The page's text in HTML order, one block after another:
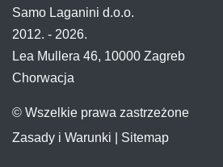
Samo Laganini d.o.o.
2012. - 2026.
Lea Mullera 46, 10000 Zagreb
Chorwacja
© Wszelkie prawa zastrzeżone
Zasady i Warunki
Sitemap